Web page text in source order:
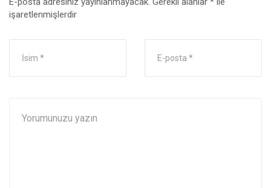
işaretlenmişlerdir